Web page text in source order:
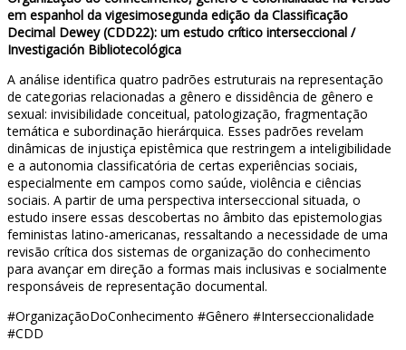
em espanhol da vigesimosegunda edição da Classificação
Decimal Dewey (CDD22): um estudo crítico interseccional /
Investigación Bibliotecológica
A análise identifica quatro padrões estruturais na representação
de categorias relacionadas a gênero e dissidência de gênero e
sexual: invisibilidade conceitual, patologização, fragmentação
temática e subordinação hierárquica. Esses padrões revelam
dinâmicas de injustiça epistêmica que restringem a inteligibilidade
e a autonomia classificatória de certas experiências sociais,
especialmente em campos como saúde, violência e ciências
sociais. A partir de uma perspectiva interseccional situada, o
estudo insere essas descobertas no âmbito das epistemologias
feministas latino-americanas, ressaltando a necessidade de uma
revisão crítica dos sistemas de organização do conhecimento
para avançar em direção a formas mais inclusivas e socialmente
responsáveis ​​de representação documental.
#OrganizaçãoDoConhecimento #Gênero #Interseccionalidade
#CDD